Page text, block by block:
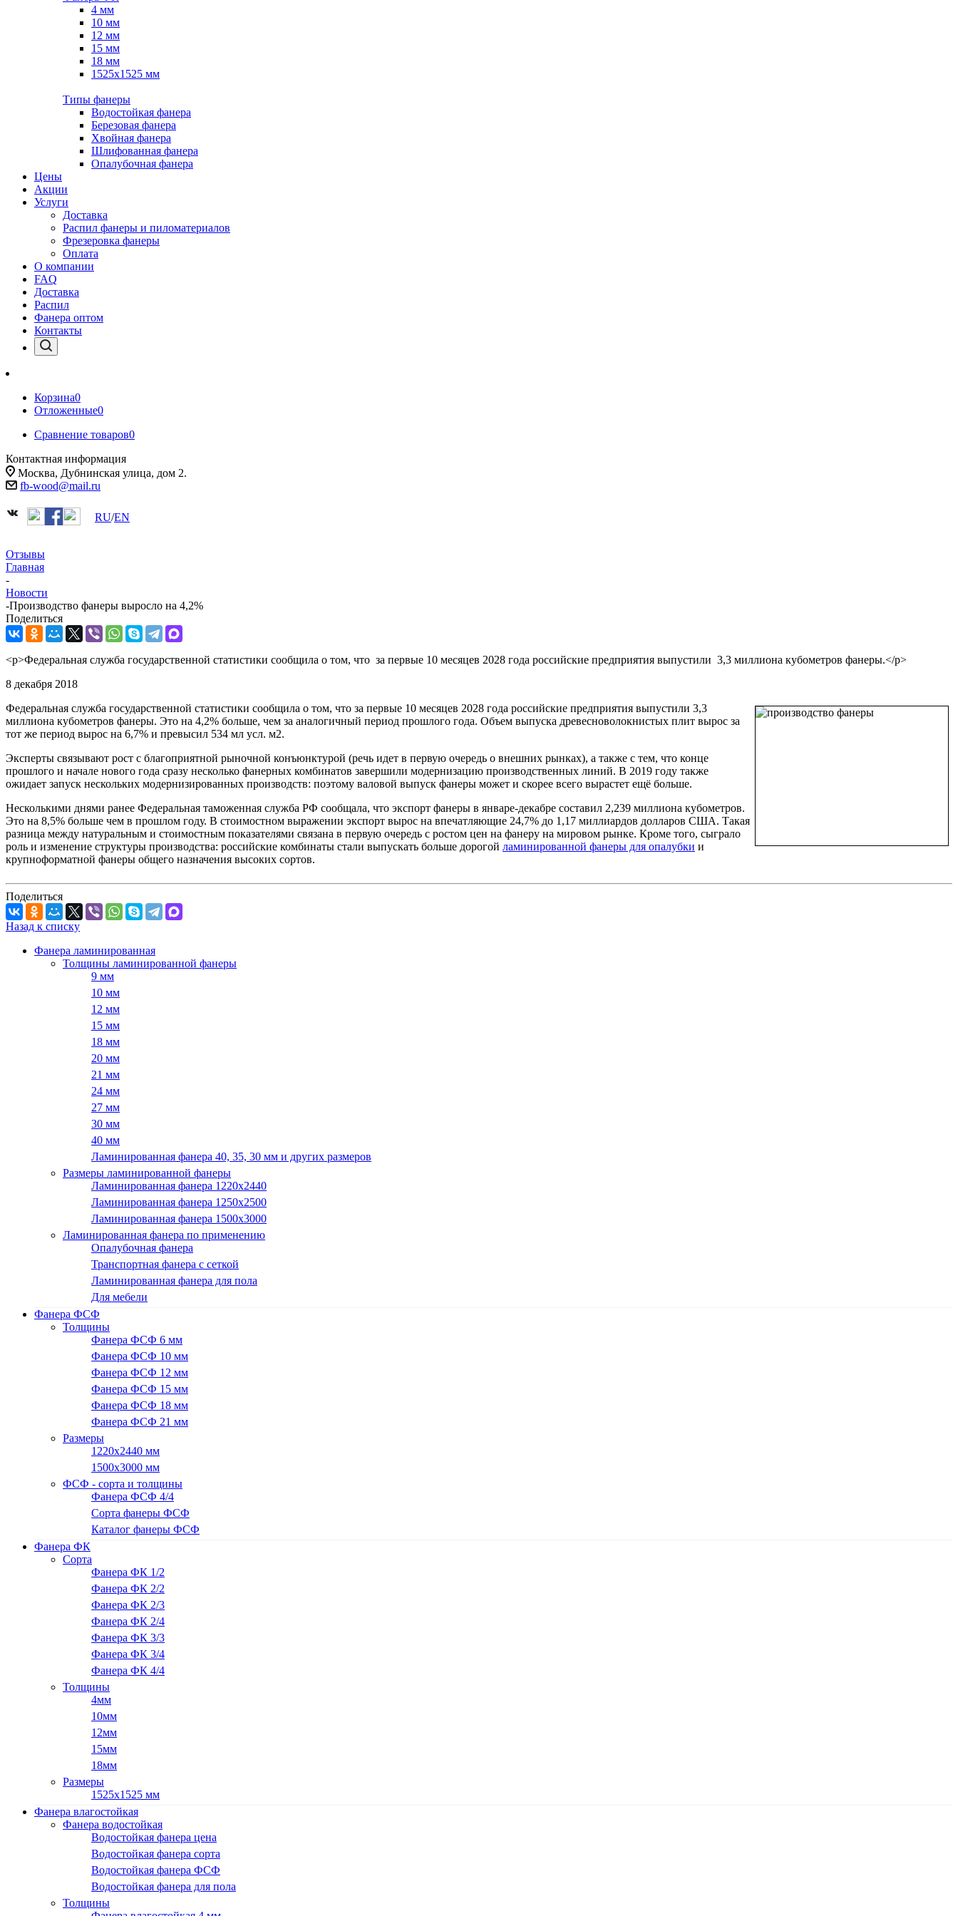
4 мм
10 мм
12 мм
15 мм
18 мм
1525х1525 мм
Типы фанеры
Водостойкая фанера
Березовая фанера
Хвойная фанера
Шлифованная фанера
Опалубочная фанера
Цены
Акции
Услуги
Доставка
Распил фанеры и пиломатериалов
Фрезеровка фанеры
Оплата
О компании
FAQ
Доставка
Распил
Фанера оптом
Контакты
Корзина0
Отложенные0
Сравнение товаров0
Контактная информация
Москва, Дубнинская улица, дом 2.
fb-wood@mail.ru
RU/EN
Отзывы
Главная
-
Новости
-Производство фанеры выросло на 4,2%
Поделиться
<p>Федеральная служба государственной статистики сообщила о том, что за первые 10 месяцев 2028 года российские предприятия выпустили 3,3 миллиона кубометров фанеры.</p>
8 декабря 2018
Федеральная служба государственной статистики сообщила о том, что за первые 10 месяцев 2028 года российские предприятия выпустили 3,3
миллиона кубометров фанеры. Это на 4,2% больше, чем за аналогичный период прошлого года. Объем выпуска древесноволокнистых плит вырос за
тот же период вырос на 6,7% и превысил 534 мл усл. м2.
Эксперты связывают рост с благоприятной рыночной конъюнктурой (речь идет в первую очередь о внешних рынках), а также с тем, что конце
прошлого и начале нового года сразу несколько фанерных комбинатов завершили модернизацию производственных линий. В 2019 году также
ожидает запуск нескольких модернизированных производств: поэтому валовой выпуск фанеры может и скорее всего вырастет ещё больше.
Несколькими днями ранее Федеральная таможенная служба РФ сообщала, что экспорт фанеры в январе-декабре составил 2,239 миллиона кубометров.
Это на 8,5% больше чем в прошлом году. В стоимостном выражении экспорт вырос на впечатляющие 24,7% до 1,17 миллиардов долларов США. Такая
разница между натуральным и стоимостным показателями связана в первую очередь с ростом цен на фанеру на мировом рынке. Кроме того, сыграло
роль и изменение структуры производства: российские комбинаты стали выпускать больше дорогой ламинированной фанеры для опалубки и
крупноформатной фанеры общего назначения высоких сортов.
Поделиться
Назад к списку
Фанера ламинированная
Толщины ламинированной фанеры
9 мм
10 мм
12 мм
15 мм
18 мм
20 мм
21 мм
24 мм
27 мм
30 мм
40 мм
Ламинированная фанера 40, 35, 30 мм и других размеров
Размеры ламинированной фанеры
Ламинированная фанера 1220x2440
Ламинированная фанера 1250х2500
Ламинированная фанера 1500x3000
Ламинированная фанера по применению
Опалубочная фанера
Транспортная фанера с сеткой
Ламинированная фанера для пола
Для мебели
Фанера ФСФ
Толщины
Фанера ФСФ 6 мм
Фанера ФСФ 10 мм
Фанера ФСФ 12 мм
Фанера ФСФ 15 мм
Фанера ФСФ 18 мм
Фанера ФСФ 21 мм
Размеры
1220х2440 мм
1500х3000 мм
ФСФ - сорта и толщины
Фанера ФСФ 4/4
Сорта фанеры ФСФ
Каталог фанеры ФСФ
Фанера ФК
Сорта
Фанера ФК 1/2
Фанера ФК 2/2
Фанера ФК 2/3
Фанера ФК 2/4
Фанера ФК 3/3
Фанера ФК 3/4
Фанера ФК 4/4
Толщины
4мм
10мм
12мм
15мм
18мм
Размеры
1525х1525 мм
Фанера влагостойкая
Фанера водостойкая
Водостойкая фанера цена
Водостойкая фанера сорта
Водостойкая фанера ФСФ
Водостойкая фанера для пола
Толщины